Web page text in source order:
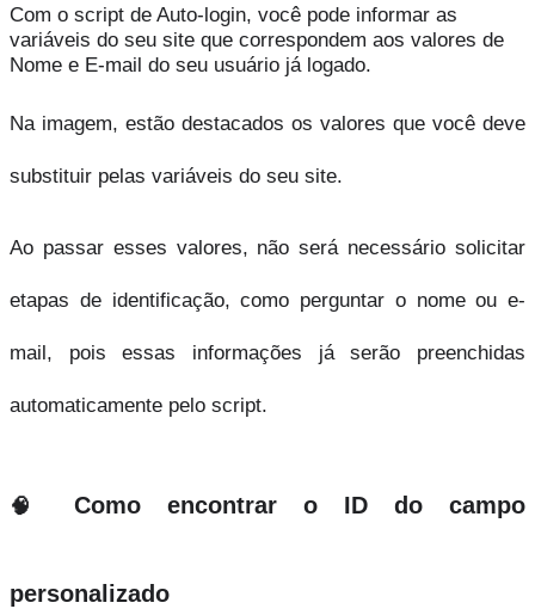
Com o script de Auto-login, você pode informar as
variáveis do seu site que correspondem aos valores de
Nome e E-mail do seu usuário já logado.
Na imagem, estão destacados os valores que você deve
substituir pelas variáveis do seu site.
Ao passar esses valores, não será necessário solicitar
etapas de identificação, como perguntar o nome ou e-
mail, pois essas informações já serão preenchidas
automaticamente pelo script.
🧠 Como encontrar o ID do campo
personalizado